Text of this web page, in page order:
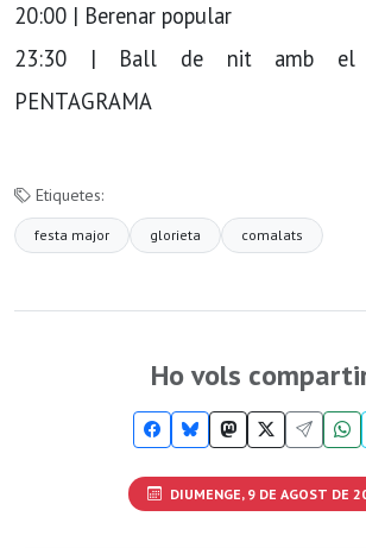
20:00 | Berenar popular
23:30 | Ball de nit amb el
PENTAGRAMA
Etiquetes:
festa major glorieta comalats
Ho vols
DIUMENGE, 9 DE AGOST DE